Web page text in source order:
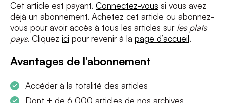
Cet article est payant. Connectez-vous si vous avez
déjà un abonnement. Achetez cet article ou abonnez-
vous pour avoir accès à tous les articles sur les plats
pays. Cliquez ici pour revenir à la page d’accueil.
Avantages de l’abonnement
Accéder à la totalité des articles
Dont + de 6 000 articles de nos archives
S'INSCRIRE